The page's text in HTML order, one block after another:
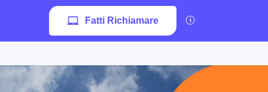
Fatti Richiamare